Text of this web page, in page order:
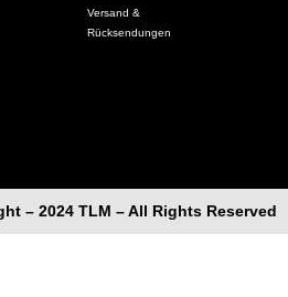
Versand &
Rücksendungen
– 2024 TLM – All Rights Reserved